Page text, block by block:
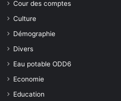
Cour des comptes
Culture
Démographie
Divers
Eau potable ODD6
Economie
Education